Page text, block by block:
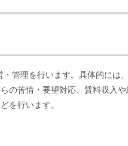
管理を行います。具体的には
の苦情・要望対応、賃料収入
を行います。